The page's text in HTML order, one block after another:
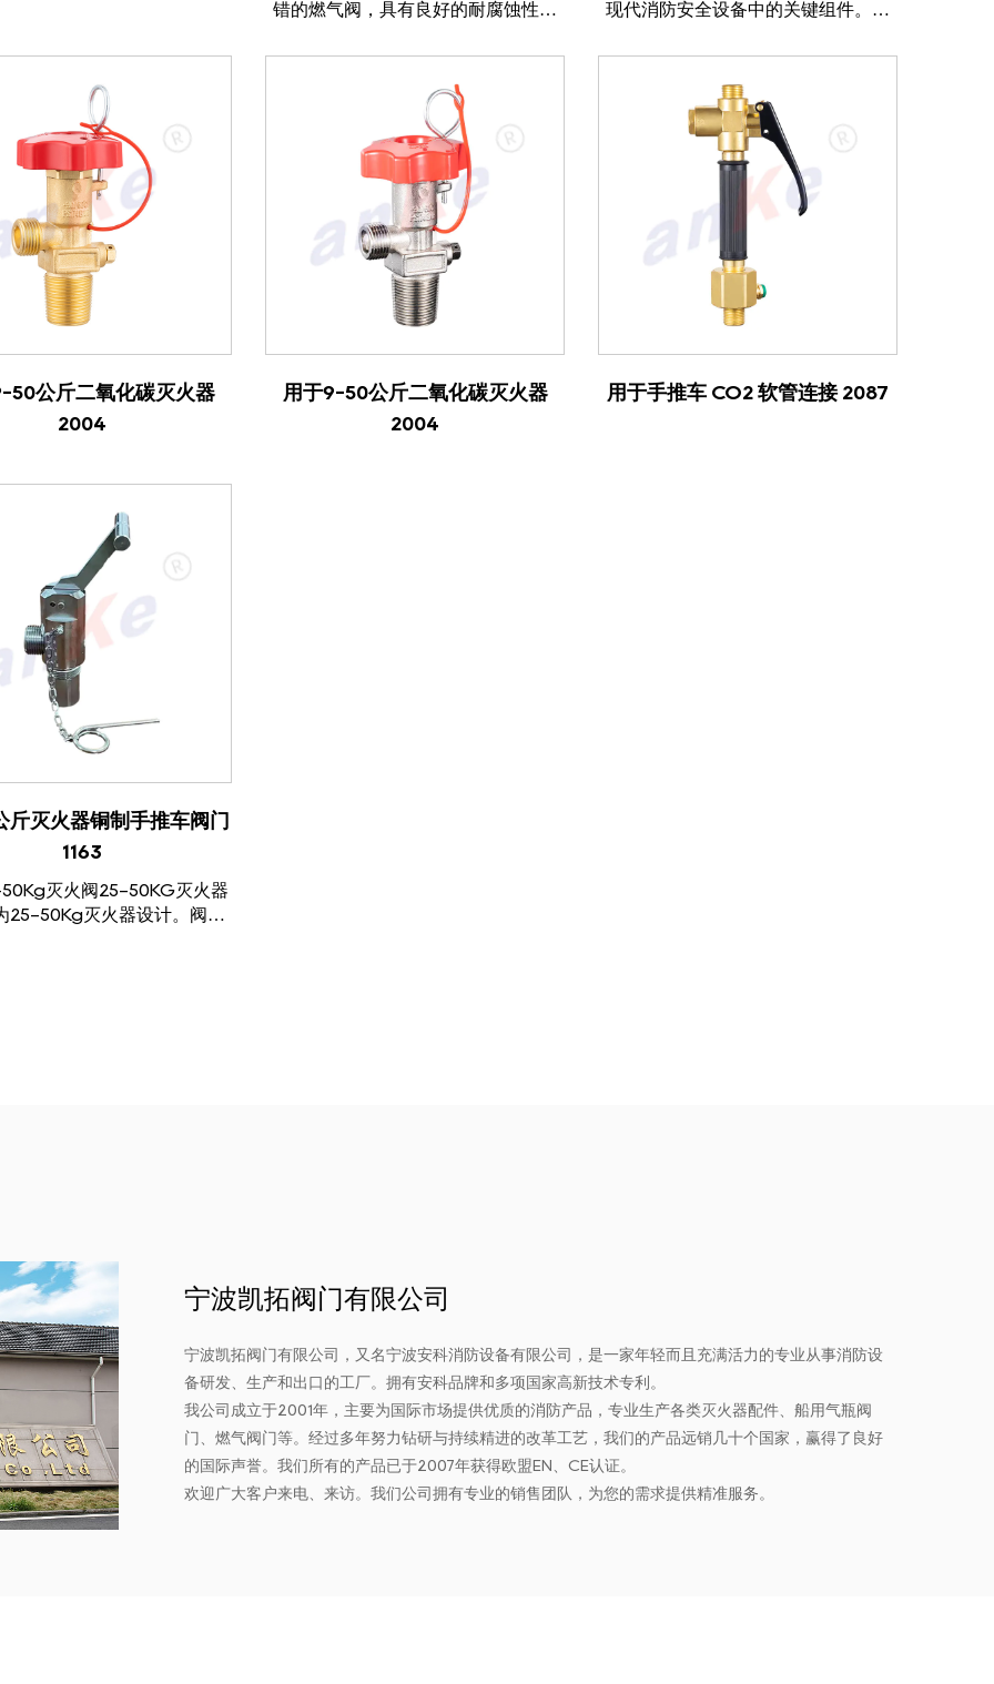
错的燃气阀，具有良好的耐腐蚀性和
造，确保其在高温、高压环境下仍能
保持可靠性和耐用性。每只阀门均经
过精密加工并严格质量控制，确保螺
纹...
现代消防安全设备中的关键组件。该
控制与安全保障，特别适用于消防设
备、工业锅炉、燃气灶以及其他需要
精确燃气流量管理的场合。手轮操作
设计确保...
查看产品
50公斤二氧化碳灭火器
2004
查看产品
用于9-50公斤二氧化碳灭火器
2004
查看产品
用于手推车 CO2 软管连接 2087
查看产品
斤灭火器铜制手推车阀门
1163
灭火阀25-50KG灭火器
25-50Kg灭火器设计。阀门
宁波凯拓阀门有限公司
宁波凯拓阀门有限公司，又名宁波安科消防设备有限公司，是一家年轻而且充满活力的专业从事消防设
备研发、生产和出口的工厂。拥有安科品牌和多项国家高新技术专利。
我公司成立于2001年，主要为国际市场提供优质的消防产品，专业生产各类灭火器配件、船用气瓶阀
门、燃气阀门等。经过多年努力钻研与持续精进的改革工艺，我们的产品远销几十个国家，赢得了良好
的国际声誉。我们所有的产品已于2007年获得欧盟EN、CE认证。
欢迎广大客户来电、来访。我们公司拥有专业的销售团队，为您的需求提供精准服务。